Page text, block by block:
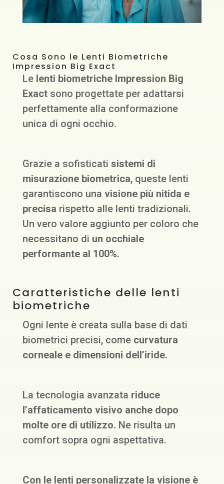
Cosa Sono le Lenti Biometriche
Impression Big Exact
Le lenti biometriche Impression Big
Exact sono progettate per adattarsi
perfettamente alla conformazione
unica di ogni occhio.
Grazie a sofisticati sistemi di
misurazione biometrica, queste lenti
garantiscono una visione più nitida e
precisa rispetto alle lenti tradizionali.
Un vero valore aggiunto per coloro che
necessitano di un occhiale
performante al 100%.
Caratteristiche delle lenti
biometriche
Ogni lente è creata sulla base di dati
biometrici precisi, come curvatura
corneale e dimensioni dell’iride.
La tecnologia avanzata riduce
l’affaticamento visivo anche dopo
molte ore di utilizzo. Ne risulta un
comfort sopra ogni aspettativa.
Con le lenti personalizzate la visione è